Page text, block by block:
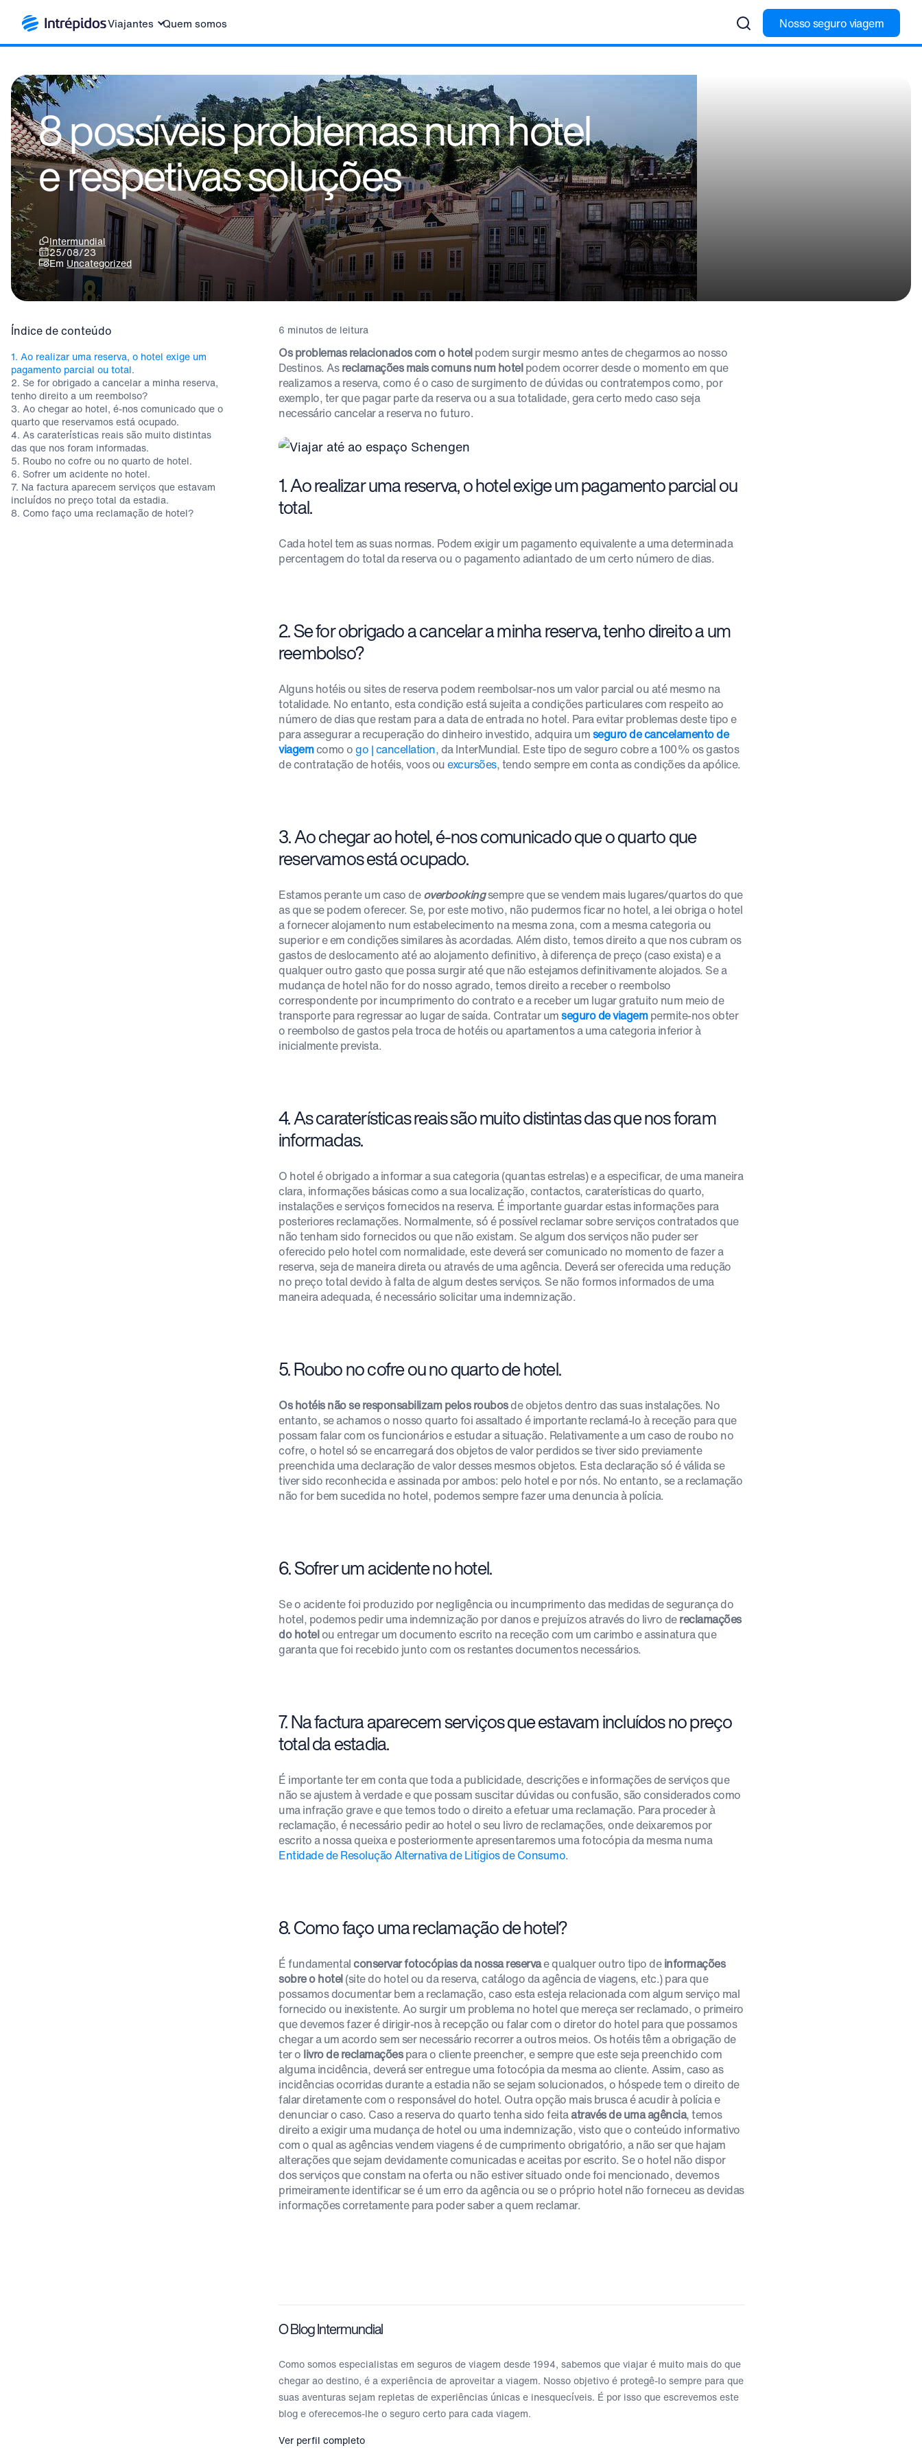
Viajantes Quem somos Nosso seguro viagem
8 possíveis problemas num hotel
e respetivas soluções
Intermundial
25/08/23
Em Uncategorized
Índice de conteúdo
1. Ao realizar uma reserva, o hotel exige um
pagamento parcial ou total.
2. Se for obrigado a cancelar a minha reserva,
tenho direito a um reembolso?
3. Ao chegar ao hotel, é-nos comunicado que o
quarto que reservamos está ocupado.
4. As caraterísticas reais são muito distintas
das que nos foram informadas.
5. Roubo no cofre ou no quarto de hotel.
6. Sofrer um acidente no hotel.
7. Na factura aparecem serviços que estavam
incluídos no preço total da estadia.
8. Como faço uma reclamação de hotel?
6 minutos de leitura
Os problemas relacionados com o hotelpodem surgir mesmo antes de chegarmos ao nosso
Destinos. Asreclamações mais comuns num hotelpodem ocorrer desde o momento em que
realizamos a reserva, como é o caso de surgimento de dúvidas ou contratempos como, por
exemplo, ter que pagar parte da reserva ou a sua totalidade, gera certo medo caso seja
necessário cancelar a reserva no futuro.
1. Ao realizar uma reserva, o hotel exige um pagamento parcial ou
total.
Cada hotel tem as suas normas. Podem exigir um pagamento equivalente a uma determinada
percentagem do total da reserva ou o pagamento adiantado de um certo número de dias.
2. Se for obrigado a cancelar a minha reserva, tenho direito a um
reembolso?
Alguns hotéis ou sites de reserva podem reembolsar-nos um valor parcial ou até mesmo na
totalidade. No entanto, esta condição está sujeita a condições particulares com respeito ao
número de dias que restam para a data de entrada no hotel. Para evitar problemas deste tipo e
para assegurar a recuperação do dinheiro investido, adquira umseguro de cancelamento de
viagemcomo ogo | cancellation, da InterMundial. Este tipo de seguro cobre a 100% os gastos
de contratação de hotéis, voos ouexcursões, tendo sempre em conta as condições da apólice.
3. Ao chegar ao hotel, é-nos comunicado que o quarto que
reservamos está ocupado.
Estamos perante um caso deoverbookingsempre que se vendem mais lugares/quartos do que
as que se podem oferecer. Se, por este motivo, não pudermos ficar no hotel, a lei obriga o hotel
a fornecer alojamento num estabelecimento na mesma zona, com a mesma categoria ou
superior e em condições similares às acordadas. Além disto, temos direito a que nos cubram os
gastos de deslocamento até ao alojamento definitivo, à diferença de preço (caso exista) e a
qualquer outro gasto que possa surgir até que não estejamos definitivamente alojados. Se a
mudança de hotel não for do nosso agrado, temos direito a receber o reembolso
correspondente por incumprimento do contrato e a receber um lugar gratuito num meio de
transporte para regressar ao lugar de saída. Contratar umseguro de viagempermite-nos obter
o reembolso de gastos pela troca de hotéis ou apartamentos a uma categoria inferior à
inicialmente prevista.
4. As caraterísticas reais são muito distintas das que nos foram
informadas.
O hotel é obrigado a informar a sua categoria (quantas estrelas) e a especificar, de uma maneira
clara, informações básicas como a sua localização, contactos, caraterísticas do quarto,
instalações e serviços fornecidos na reserva. É importante guardar estas informações para
posteriores reclamações. Normalmente, só é possível reclamar sobre serviços contratados que
não tenham sido fornecidos ou que não existam. Se algum dos serviços não puder ser
oferecido pelo hotel com normalidade, este deverá ser comunicado no momento de fazer a
reserva, seja de maneira direta ou através de uma agência. Deverá ser oferecida uma redução
no preço total devido à falta de algum destes serviços. Se não formos informados de uma
maneira adequada, é necessário solicitar uma indemnização.
5. Roubo no cofre ou no quarto de hotel.
Os hotéis não se responsabilizam pelos roubosde objetos dentro das suas instalações. No
entanto, se achamos o nosso quarto foi assaltado é importante reclamá-lo à receção para que
possam falar com os funcionários e estudar a situação. Relativamente a um caso de roubo no
cofre, o hotel só se encarregará dos objetos de valor perdidos se tiver sido previamente
preenchida uma declaração de valor desses mesmos objetos. Esta declaração só é válida se
tiver sido reconhecida e assinada por ambos: pelo hotel e por nós. No entanto, se a reclamação
não for bem sucedida no hotel, podemos sempre fazer uma denuncia à polícia.
6. Sofrer um acidente no hotel.
Se o acidente foi produzido por negligência ou incumprimento das medidas de segurança do
hotel, podemos pedir uma indemnização por danos e prejuízos através do livro dereclamações
do hotelou entregar um documento escrito na receção com um carimbo e assinatura que
garanta que foi recebido junto com os restantes documentos necessários.
7. Na factura aparecem serviços que estavam incluídos no preço
total da estadia.
É importante ter em conta que toda a publicidade, descrições e informações de serviços que
não se ajustem à verdade e que possam suscitar dúvidas ou confusão, são considerados como
uma infração grave e que temos todo o direito a efetuar uma reclamação. Para proceder à
reclamação, é necessário pedir ao hotel o seu livro de reclamações, onde deixaremos por
escrito a nossa queixa e posteriormente apresentaremos uma fotocópia da mesma numa
Entidade de Resolução Alternativa de Litígios de Consumo.
8. Como faço uma reclamação de hotel?
É fundamentalconservar fotocópias da nossa reservae qualquer outro tipo deinformações
sobre o hotel(site do hotel ou da reserva, catálogo da agência de viagens, etc.) para que
possamos documentar bem a reclamação, caso esta esteja relacionada com algum serviço mal
fornecido ou inexistente. Ao surgir um problema no hotel que mereça ser reclamado, o primeiro
que devemos fazer é dirigir-nos à recepção ou falar com o diretor do hotel para que possamos
chegar a um acordo sem ser necessário recorrer a outros meios. Os hotéis têm a obrigação de
ter o livro de reclamaçõespara o cliente preencher, e sempre que este seja preenchido com
alguma incidência, deverá ser entregue uma fotocópia da mesma ao cliente. Assim, caso as
incidências ocorridas durante a estadia não se sejam solucionados, o hóspede tem o direito de
falar diretamente com o responsável do hotel. Outra opção mais brusca é acudir à polícia e
denunciar o caso. Caso a reserva do quarto tenha sido feitaatravés de uma agência, temos
direito a exigir uma mudança de hotel ou uma indemnização, visto que o conteúdo informativo
com o qual as agências vendem viagens é de cumprimento obrigatório, a não ser que hajam
alterações que sejam devidamente comunicadas e aceitas por escrito. Se o hotel não dispor
dos serviços que constam na oferta ou não estiver situado onde foi mencionado, devemos
primeiramente identificar se é um erro da agência ou se o próprio hotel não forneceu as devidas
informações corretamente para poder saber a quem reclamar.
O Blog Intermundial
Como somos especialistas em seguros de viagem desde 1994, sabemos que viajar é muito mais do que
chegar ao destino, é a experiência de aproveitar a viagem. Nosso objetivo é protegê-lo sempre para que
suas aventuras sejam repletas de experiências únicas e inesquecíveis. É por isso que escrevemos este
blog e oferecemos-lhe o seguro certo para cada viagem.
Ver perfil completo